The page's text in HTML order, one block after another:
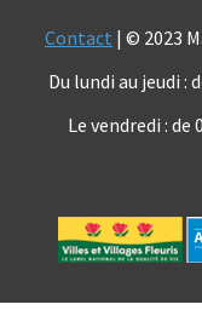
Contact | © 2023
Du lundi au jeudi :
Le vendredi : de